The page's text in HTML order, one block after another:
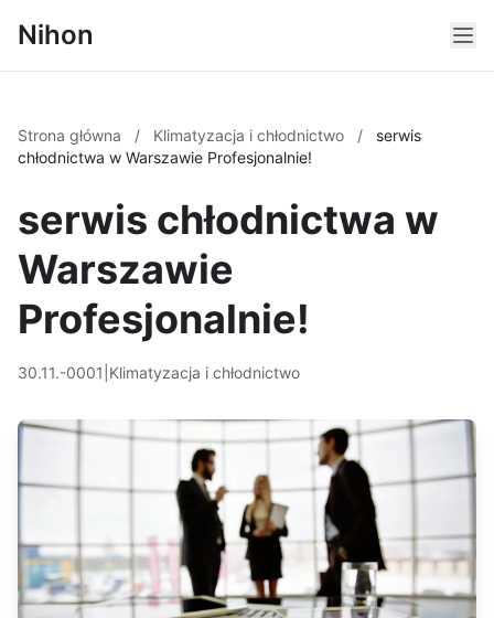
Nihon
Strona główna / Klimatyzacja i chłodnictwo /
serwis
chłodnictwa w Warszawie Profesjonalnie!
serwis chłodnictwa w
Warszawie
Profesjonalnie!
30.11.-0001 Klimatyzacja i chłodnictwo